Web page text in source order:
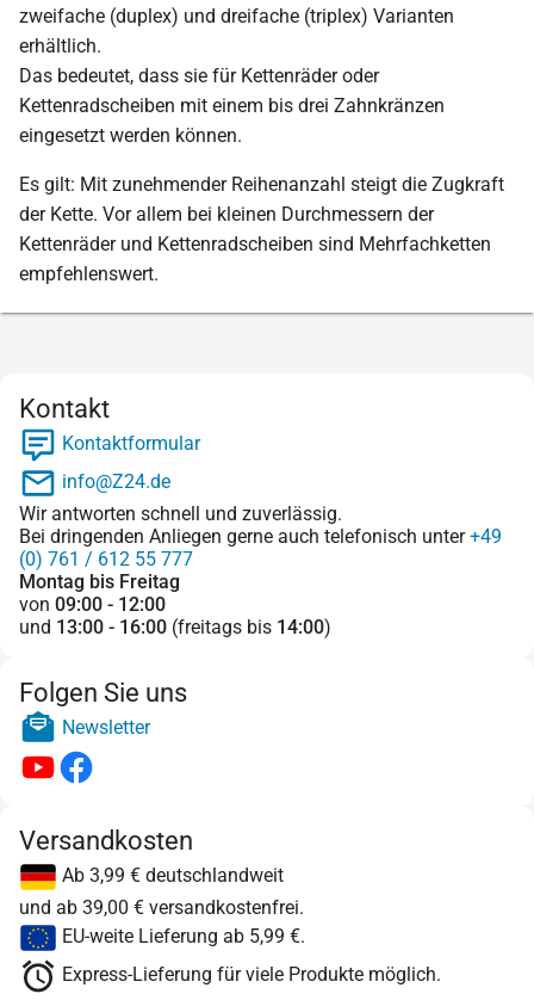
zweifache (duplex) und dreifache (triplex) Varianten
erhältlich.
Das bedeutet, dass sie für Kettenräder oder
Kettenradscheiben mit einem bis drei Zahnkränzen
eingesetzt werden können.
Es gilt: Mit zunehmender Reihenanzahl steigt die Zugkraft
der Kette. Vor allem bei kleinen Durchmessern der
Kettenräder und Kettenradscheiben sind Mehrfachketten
empfehlenswert.
Kontakt
Kontaktformular
info@Z24.de
Wir antworten schnell und zuverlässig.
Bei dringenden Anliegen gerne auch telefonisch unter+49
(0) 761 / 612 55 777
Montag bis Freitag
von 09:00 - 12:00
und 13:00 - 16:00 (freitags bis 14:00)
Folgen Sie uns
Newsletter
Versandkosten
Ab 3,99 € deutschlandweit
und ab 39,00 € versandkostenfrei.
EU-weite Lieferung ab 5,99 €.
Express-Lieferung für viele Produkte möglich.